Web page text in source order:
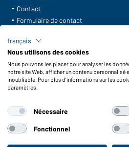
Contact
Formulaire de contact
FAQ / Manuel d' utilisation
Vérifier le stock
Reporting system according to
Fonctions et entretien
Conseils d'entretien
Tailles
Couleurs
français
Nous utilisons des cookies
Nous pouvons les placer pour analyser les
notre site Web, afficher un contenu personnalisé
inoubliable. Pour plus d'informations sur les
paramètres.
Nécessaire
Fonctionnel